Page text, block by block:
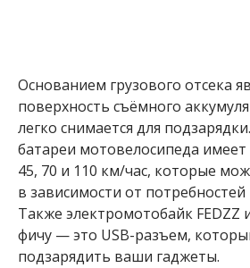
Основанием грузового отсека
поверхность съёмного
легко снимается для
батареи мотовелосипеда имеет
45, 70 и 110 км/час, которые
в зависимости от потребностей
Также электромотобайк FEDZZ
фичу — это USB-разъем,
подзарядить ваши гаджеты.